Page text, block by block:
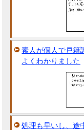
素人が個人で戸籍
よくわかりました
処理も早いし、途